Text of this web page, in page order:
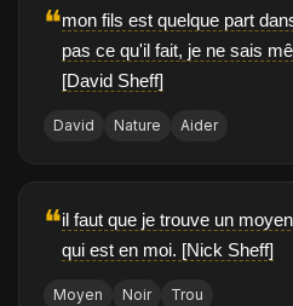
❝mon fils est quelque part
pas ce qu'il fait, je ne sais
[David Sheff]
David Nature Aider
❝il faut que je trouve un
qui est en moi. [Nick Sheff]
Moyen Noir Trou